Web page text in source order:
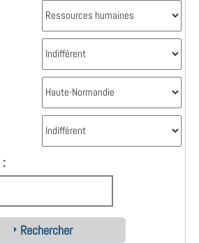
:
Rechercher